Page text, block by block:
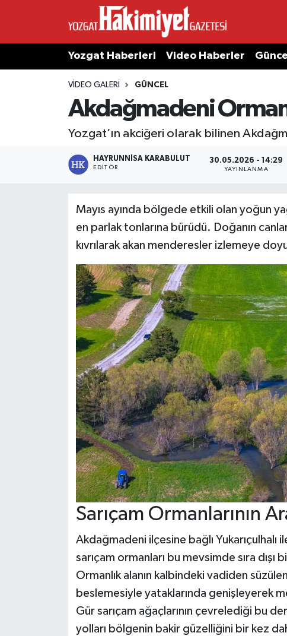
Yozgat Haberleri Video Haberler Güncel
VIDEO GALERI GÜNCEL
Akdağmadeni
Yozgat’ın akciğeri olarak bilinen
HAYRUNNISA KARABULUT
EDITÖR
30.05.2026 - 14:29
YAYINLANMA
Mayıs ayında bölgede etkili olan yoğun
en parlak tonlarına bürüdü. Doğanın
kıvrılarak akan menderesler izlemeye
Sarıçam Ormanlarının
Akdağmadeni ilçesine bağlı Yukarıçulhalı
sarıçam ormanları bu mevsimde sıra
Ormanlık alanın kalbindeki vadiden
beslemesiyle yataklarında genişleyerek
Gür sarıçam ağaçlarının çevrelediği bu
yolları bölgenin bakir güzelliğini bir kez